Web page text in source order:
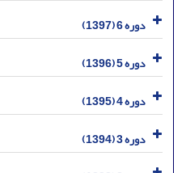
دوره 6 (1397)
دوره 5 (1396)
دوره 4 (1395)
دوره 3 (1394)